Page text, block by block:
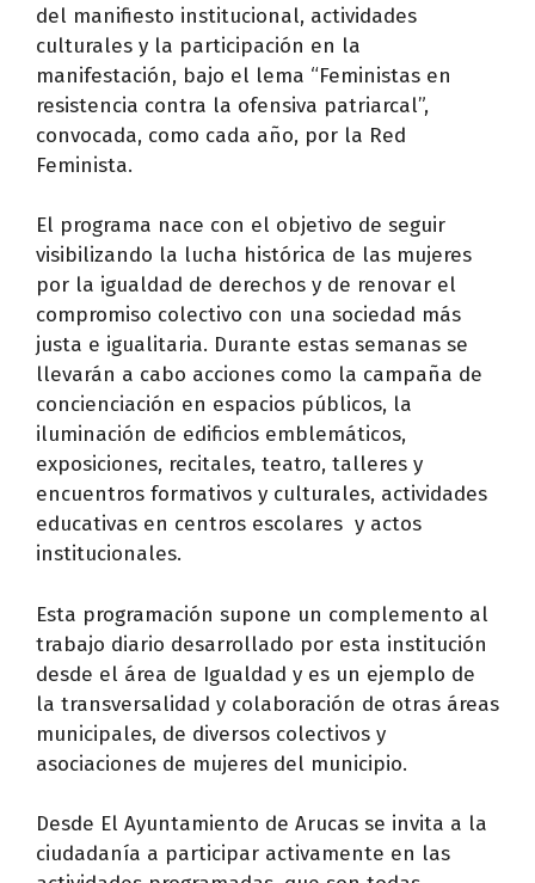
del manifiesto institucional, actividades
culturales y la participación en la
manifestación, bajo el lema “Feministas en
resistencia contra la ofensiva patriarcal”,
convocada, como cada año, por la Red
Feminista.
El programa nace con el objetivo de seguir
visibilizando la lucha histórica de las mujeres
por la igualdad de derechos y de renovar el
compromiso colectivo con una sociedad más
justa e igualitaria. Durante estas semanas se
llevarán a cabo acciones como la campaña de
concienciación en espacios públicos, la
iluminación de edificios emblemáticos,
exposiciones, recitales, teatro, talleres y
encuentros formativos y culturales, actividades
educativas en centros escolares y actos
institucionales.
Esta programación supone un complemento al
trabajo diario desarrollado por esta institución
desde el área de Igualdad y es un ejemplo de
la transversalidad y colaboración de otras áreas
municipales, de diversos colectivos y
asociaciones de mujeres del municipio.
Desde El Ayuntamiento de Arucas se invita a la
ciudadanía a participar activamente en las